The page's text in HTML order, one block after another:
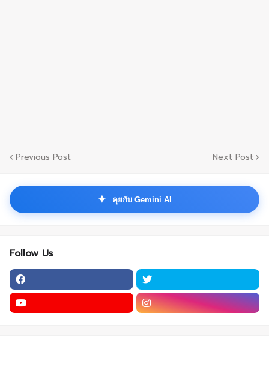
Previous Post Next Post
✦ คุยกับ Gemini AI
Follow Us